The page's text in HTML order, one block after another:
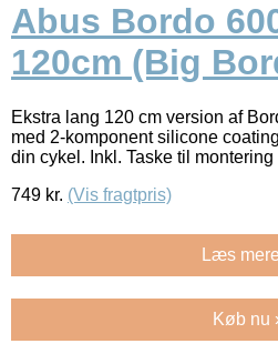
Abus Bordo
120cm (Big
Ekstra lang 120 cm version af
med 2-komponent silicone
din cykel. Inkl. Taske til montering
749 kr. (Vis fragtpris)
Læs
Køb nu